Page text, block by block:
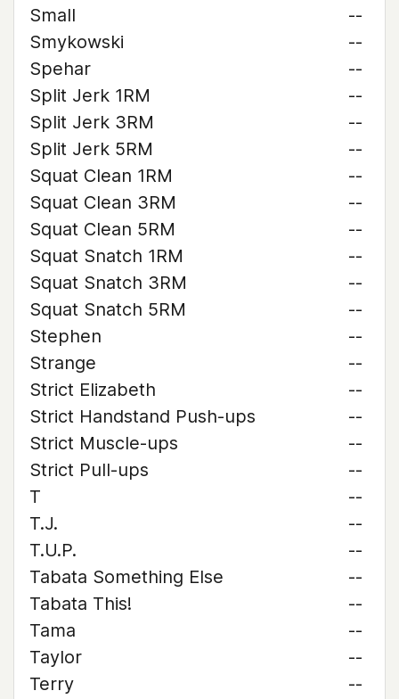
Small
--
Smykowski
--
Spehar
--
Split Jerk 1RM
--
Split Jerk 3RM
--
Split Jerk 5RM
--
Squat Clean 1RM
--
Squat Clean 3RM
--
Squat Clean 5RM
--
Squat Snatch 1RM
--
Squat Snatch 3RM
--
Squat Snatch 5RM
--
Stephen
--
Strange
--
Strict Elizabeth
--
Strict Handstand Push-ups
--
Strict Muscle-ups
--
Strict Pull-ups
--
T
--
T.J.
--
T.U.P.
--
Tabata Something Else
--
Tabata This!
--
Tama
--
Taylor
--
Terry
--